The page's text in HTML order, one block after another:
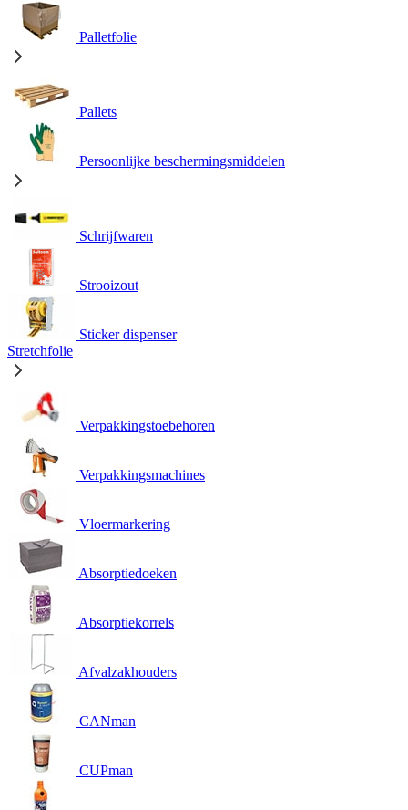
Palletfolie
Pallets
Persoonlijke beschermingsmiddelen
Schrijfwaren
Strooizout
Sticker dispenser
Stretchfolie
Verpakkingstoebehoren
Verpakkingsmachines
Vloermarkering
Absorptiedoeken
Absorptiekorrels
Afvalzakhouders
CANman
CUPman